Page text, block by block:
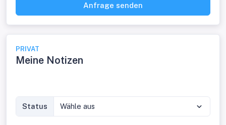
Anfrage senden
PRIVAT
Meine Notizen
Status Wähle aus